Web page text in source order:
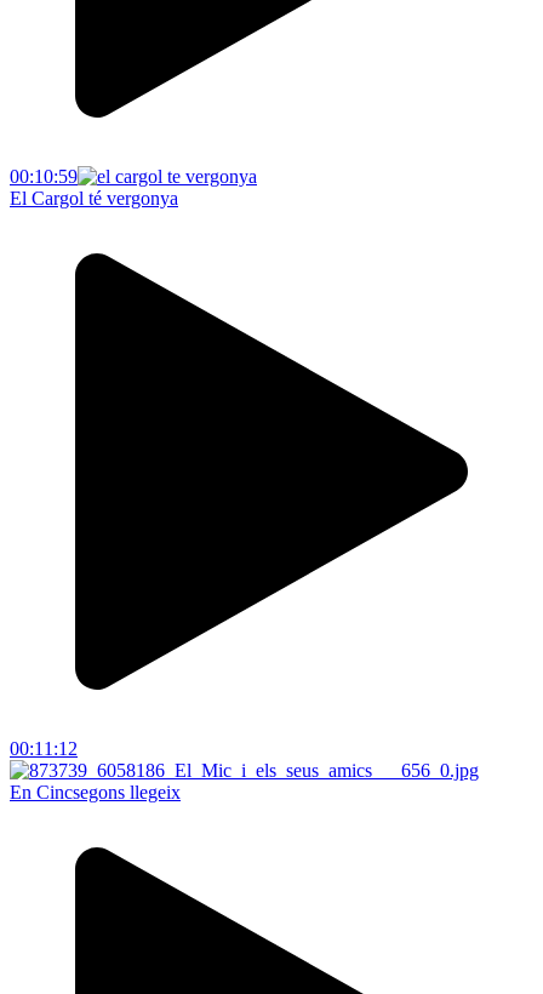
00:10:59
El Cargol té vergonya
00:11:12
En Cincsegons llegeix